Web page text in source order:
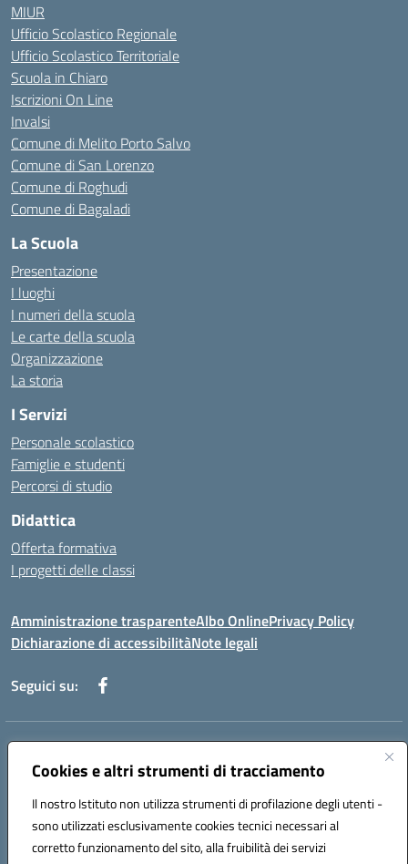
Cookies e altri strumenti di tracciamento
Il nostro Istituto non utilizza strumenti di profilazione degli utenti -
sono utilizzati esclusivamente cookies tecnici necessari al
corretto funzionamento del sito, alla fruibilità dei servizi
MIUR
Ufficio Scolastico Regionale
Ufficio Scolastico Territoriale
Scuola in Chiaro
Iscrizioni On Line
Invalsi
Comune di Melito Porto Salvo
Comune di San Lorenzo
Comune di Roghudi
Comune di Bagaladi
La Scuola
Presentazione
I luoghi
I numeri della scuola
Le carte della scuola
Organizzazione
La storia
I Servizi
Personale scolastico
Famiglie e studenti
Percorsi di studio
Didattica
Offerta formativa
I progetti delle classi
Amministrazione trasparenteAlbo OnlinePrivacy Policy
Dichiarazione di accessibilitàNote legali
Seguici su:
Indirizzo:
Centralino:+39 0965 78 12 60 Email:rcic841003@istruzione.it
Codice fiscale: 92034530805
Codice meccanografico:
rcic841003
Codice Indice delle Pubbliche Amministrazioni (IPA): istsc_rcic841003